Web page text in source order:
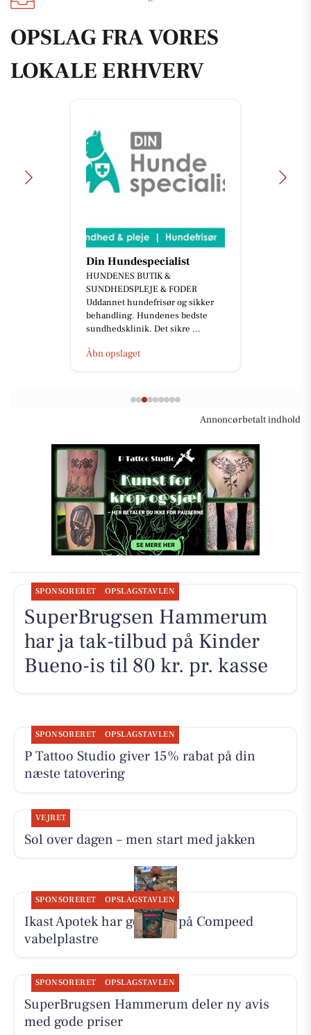
OPSLAG FRA VORES
LOKALE ERHVERV
Din Hundespecialist
HUNDENES BUTIK &
SUNDHEDSPLEJE & FODER
Uddannet hundefrisør og sikker
behandling. Hundenes bedste
sundhedsklinik. Det sikre ...
Åbn opslaget
Annoncørbetalt indhold
SPONSORERET OPSLAGSTAVLEN
SuperBrugsen Hammerum
har ja tak-tilbud på Kinder
Bueno-is til 80 kr. pr. kasse
SPONSORERET OPSLAGSTAVLEN
P Tattoo Studio giver 15% rabat på din
næste tatovering
VEJRET
Sol over dagen – men start med jakken
SPONSORERET OPSLAGSTAVLEN
Ikast Apotek har god pris på Compeed
vabelplastre
SPONSORERET OPSLAGSTAVLEN
SuperBrugsen Hammerum deler ny avis
med gode priser